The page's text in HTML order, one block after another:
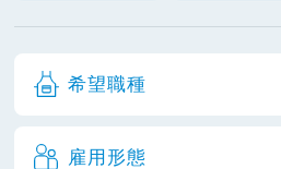
希望職種
雇用形態